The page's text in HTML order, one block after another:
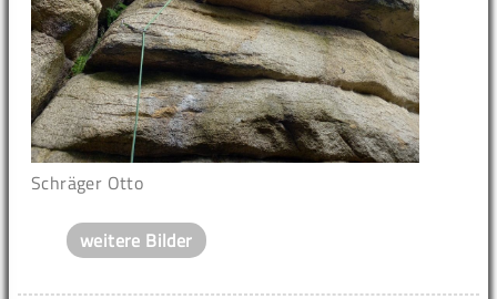
Schräger Otto
weitere Bilder